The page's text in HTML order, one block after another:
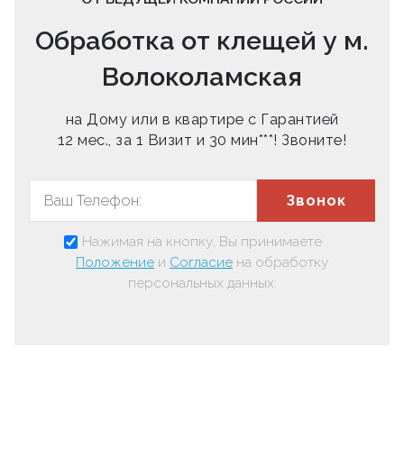
Обработка от клещей у м.
Волоколамская
на Дому или в квартире с Гарантией
12 мес., за 1 Визит и 30 мин***! Звоните!
Звонок
Нажимая на кнопку, Вы принимаете
Положение и Согласие на обработку
персональных данных.